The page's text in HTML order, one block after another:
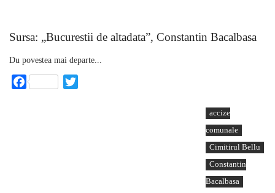
Sursa: „Bucurestii de altadata”, Constantin Bacalbasa
Du povestea mai departe...
Facebook
accize
comunale
Cimitirul Bellu
Constantin
Bacalbasa